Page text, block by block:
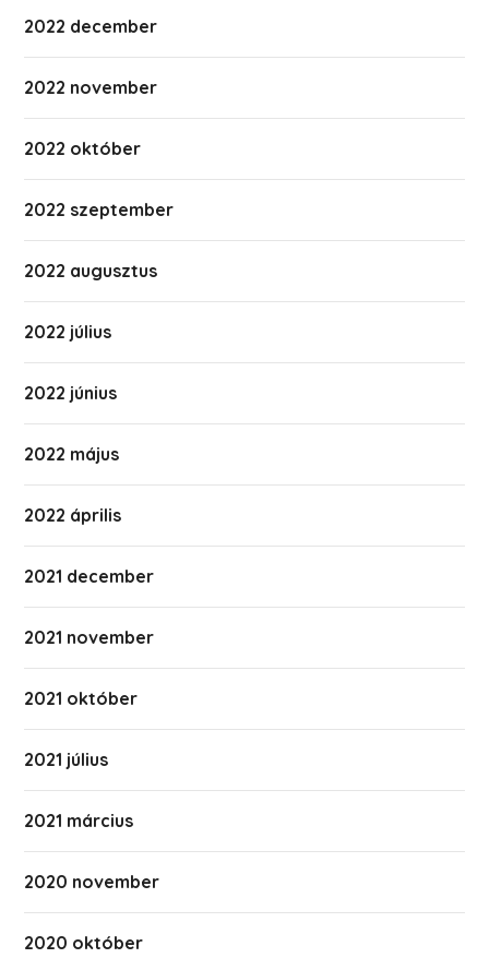
2022 december
2022 november
2022 október
2022 szeptember
2022 augusztus
2022 július
2022 június
2022 május
2022 április
2021 december
2021 november
2021 október
2021 július
2021 március
2020 november
2020 október